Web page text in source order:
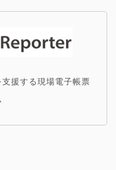
援する現場電子帳票